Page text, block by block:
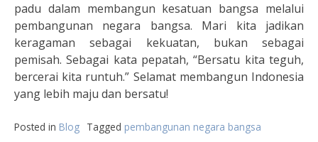
padu dalam membangun kesatuan bangsa melalui
pembangunan negara bangsa. Mari kita jadikan
keragaman sebagai kekuatan, bukan sebagai
pemisah. Sebagai kata pepatah, “Bersatu kita teguh,
bercerai kita runtuh.” Selamat membangun Indonesia
yang lebih maju dan bersatu!
Posted in Blog Tagged pembangunan negara bangsa